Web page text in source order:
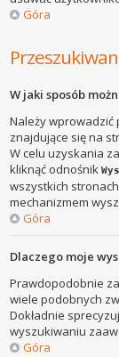
Góra
W jaki sposób
Należy
znajdujące się na
W celu uzyskania
kliknąć odnośnik
wszystkich
mechanizmem
Góra
Dlaczego moje
Prawdopodobnie
wiele podobnych
Dokładnie
wyszukiwaniu
Góra